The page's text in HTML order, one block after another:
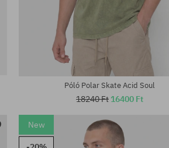
Elérhető méretek:
Póló Polar Skate Acid Soul
18240 Ft 16400 Ft
New